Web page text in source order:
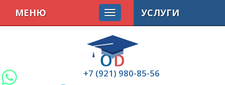
+7 (921) 980-85-56
МЕНЮ УСЛУГИ